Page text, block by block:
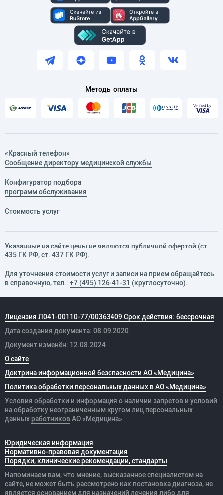
Методы оплаты
«Красный телефон»
Сообщение директору медицинской службы
Конфигуратор подбора
программ обслуживания
Стоимость услуг
Указанные на сайте цены не являются публичной офертой (ст.
435 ГК РФ, cт. 437 ГК РФ).
Для уточнения стоимости услуг и записи на прием обращайтесь
в справочную, тел.: +7 (495) 126-41-31 (круглосуточно).
Лицензия Л041-00110-77/00363409 Срок действия: бессрочная
Дата создания документа: 08.09.2020
Документ изменён: 12.08.2024
О сайте
Доктрина информационной безопасности АО «Медицина»
Политика обработки персональных данных в АО «Медицина»
Условия обработки и информация о наличии запретов и условий
на обработку неограниченным кругом лиц персональных
данных работников АО «Медицина»
Юридическая информация
Нормативно-правовая документация
Порядки, клинические рекомендации, стандарты
Напоминаем вам, что мнение, высказанное специалистом на
сайте, не может быть рассмотрено как постановка диагноза, не
является основанием для назначений лечения либо для